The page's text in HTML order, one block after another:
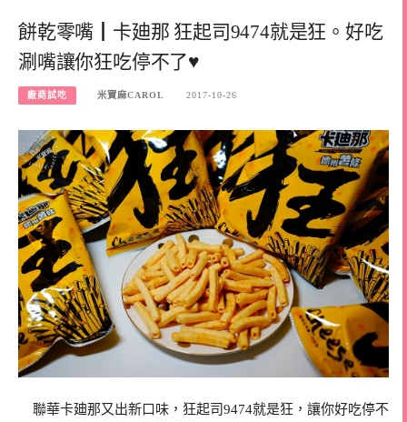
餅乾零嘴┃卡廸那 狂起司9474就是狂。好吃
涮嘴讓你狂吃停不了♥
廠商試吃 米寶麻CAROL 2017-10-26
聯華卡廸那又出新口味，狂起司9474就是狂，讓你好吃停不